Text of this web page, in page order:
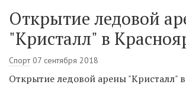
Открытие ледовой
"Кристалл" в
Спорт 07 сентября 2018
Открытие ледовой арены "Кристалл"